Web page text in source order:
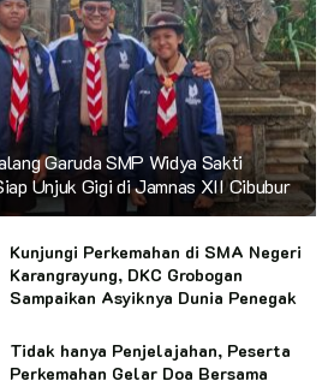
Garuda SMP Widya Sakti
Unjuk Gigi di Jamnas XII Cibubur
Kunjungi Perkemahan di SMA Negeri
Karangrayung, DKC Grobogan
Sampaikan Asyiknya Dunia Penegak
Tidak hanya Penjelajahan, Peserta
Perkemahan Gelar Doa Bersama